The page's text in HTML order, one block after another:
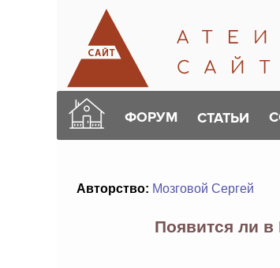
ФОРУМ СТАТЬИ
Авторство: Мозговой Сергей
Появится ли в